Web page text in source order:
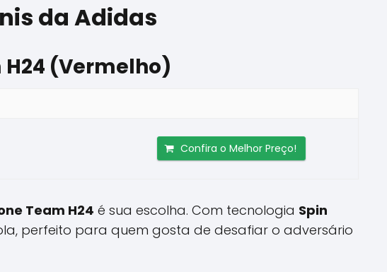
da Adidas
(Vermelho)
Confira o Melhor Preço!
Team H24 é sua escolha. Com tecnologia Spin
perfeito para quem gosta de desafiar o adversário